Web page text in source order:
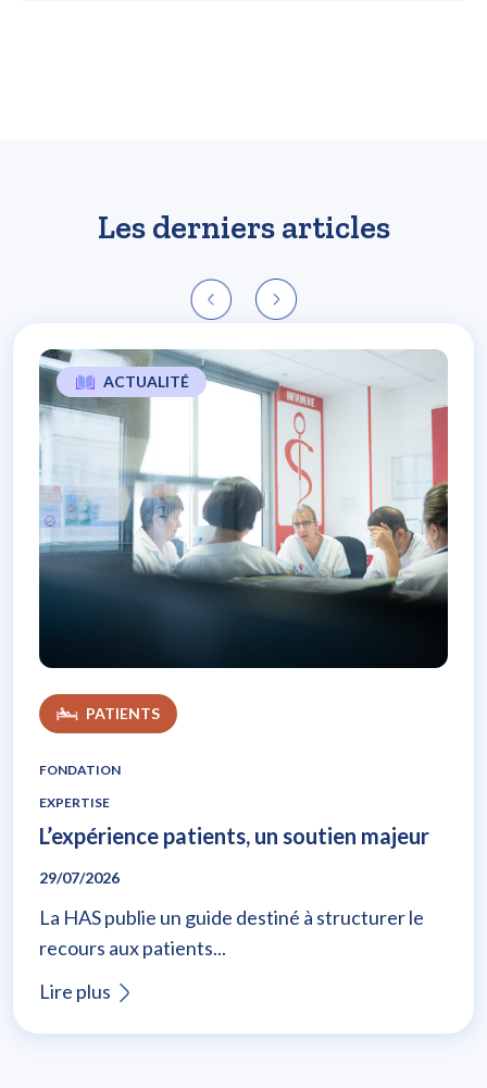
Les derniers articles
ACTUALITÉ
PATIENTS
FONDATION
EXPERTISE
L’expérience patients, un soutien majeur
29/07/2026
La HAS publie un guide destiné à structurer le
recours aux patients...
Lire plus